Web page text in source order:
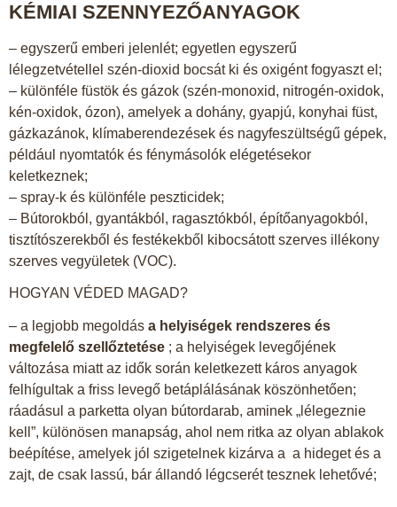
KÉMIAI SZENNYEZŐANYAGOK
– egyszerű emberi jelenlét; egyetlen egyszerű
lélegzetvétellel szén-dioxid bocsát ki és oxigént fogyaszt el;
– különféle füstök és gázok (szén-monoxid, nitrogén-oxidok,
kén-oxidok, ózon), amelyek a dohány, gyapjú, konyhai füst,
gázkazánok, klímaberendezések és nagyfeszültségű gépek,
például nyomtatók és fénymásolók elégetésekor
keletkeznek;
– spray-k és különféle peszticidek;
– Bútorokból, gyantákból, ragasztókból, építőanyagokból,
tisztítószerekből és festékekből kibocsátott szerves illékony
szerves vegyületek (VOC).
HOGYAN VÉDED MAGAD?
– a legjobb megoldás a helyiségek rendszeres és
megfelelő szellőztetése ; a helyiségek levegőjének
változása miatt az idők során keletkezett káros anyagok
felhígultak a friss levegő betáplálásának köszönhetően;
ráadásul a parketta olyan bútordarab, aminek „lélegeznie
kell”, különösen manapság, ahol nem ritka az olyan ablakok
beépítése, amelyek jól szigetelnek kizárva a a hideget és a
zajt, de csak lassú, bár állandó légcserét tesznek lehetővé;